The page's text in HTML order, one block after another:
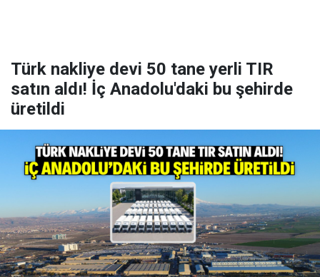
Türk nakliye devi 50 tane yerli TIR
satın aldı! İç Anadolu'daki bu şehirde
üretildi